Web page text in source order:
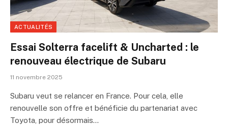
ACTUALITÉS
Essai Solterra facelift & Uncharted : le
renouveau électrique de Subaru
11 novembre 2025
Subaru veut se relancer en France. Pour cela, elle
renouvelle son offre et bénéficie du partenariat avec
Toyota, pour désormais…